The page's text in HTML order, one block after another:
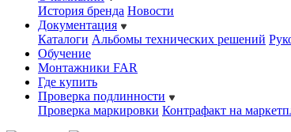
История бренда Новости
Документация
Каталоги Альбомы технических решений
Обучение
Монтажники FAR
Где купить
Проверка подлинности
Проверка маркировки Контрафакт на